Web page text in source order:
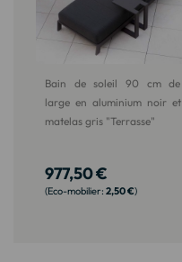
Bain de soleil 90 cm de
large en aluminium noir et
matelas gris "Terrasse"
977,50 €
2,50 €